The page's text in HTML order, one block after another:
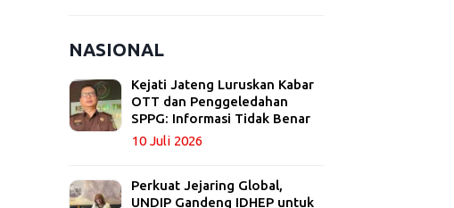
NASIONAL
Kejati Jateng Luruskan Kabar
OTT dan Penggeledahan
SPPG: Informasi Tidak Benar
10 Juli 2026
Perkuat Jejaring Global,
UNDIP Gandeng IDHEP untuk